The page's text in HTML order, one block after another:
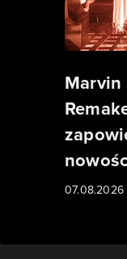
07.08.2026